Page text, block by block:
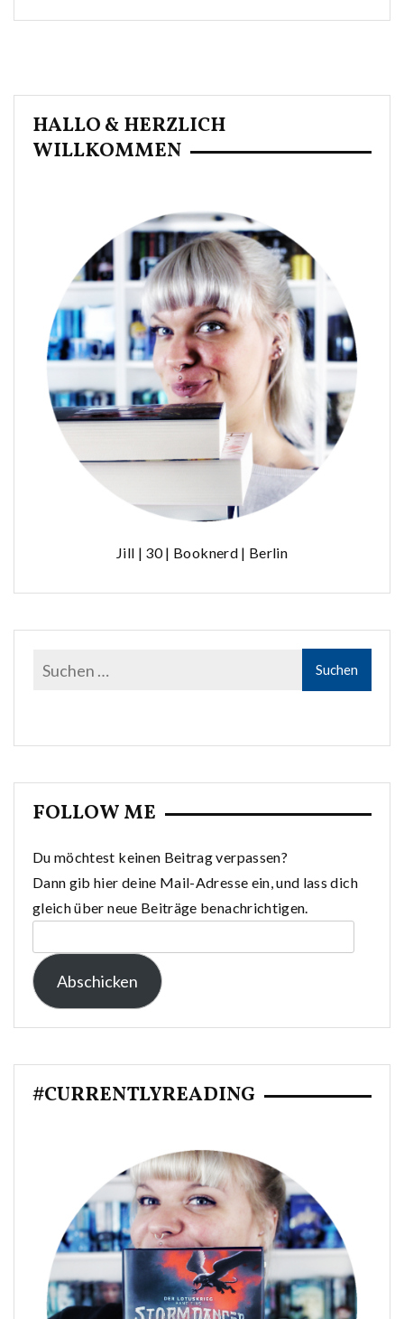
HALLO & HERZLICH
WILLKOMMEN
Jill | 30 | Booknerd | Berlin
FOLLOW ME
Du möchtest keinen Beitrag verpassen?
Dann gib hier deine Mail-Adresse ein, und lass dich
gleich über neue Beiträge benachrichtigen.
Mail-
Adresse:
Abschicken
#CURRENTLYREADING